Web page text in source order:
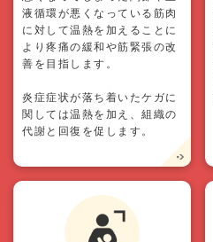
液循環が悪くなっている筋肉
に対して温熱を加えることに
より疼痛の緩和や筋緊張の改
善を目指します。
炎症症状が落ち着いたケガに
関しては温熱を加え、組織の
代謝と回復を促します。